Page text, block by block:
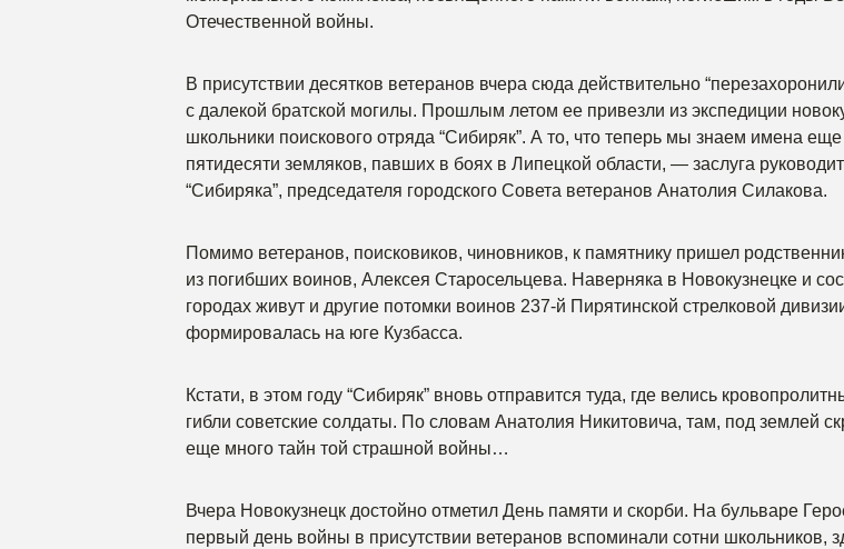
Отечественной войны.
В присутствии десятков ветеранов вчера сюда действительно
с далекой братской могилы. Прошлым летом ее привезли из экспедиции
школьники поискового отряда “Сибиряк”. А то, что теперь мы знаем имена еще
пятидесяти земляков, павших в боях в Липецкой области, — заслуга
“Сибиряка”, председателя городского Совета ветеранов Анатолия Силакова.
Помимо ветеранов, поисковиков, чиновников, к памятнику пришел
из погибших воинов, Алексея Старосельцева. Наверняка в Новокузнецке и
городах живут и другие потомки воинов 237-й Пирятинской стрелковой
формировалась на юге Кузбасса.
Кстати, в этом году “Сибиряк” вновь отправится туда, где велись
гибли советские солдаты. По словам Анатолия Никитовича, там, под землей
еще много тайн той страшной войны…
Вчера Новокузнецк достойно отметил День памяти и скорби. На бульваре
первый день войны в присутствии ветеранов вспоминали сотни школьников,